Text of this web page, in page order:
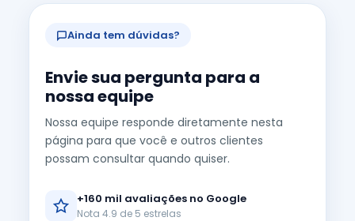
Ainda tem dúvidas?
Envie sua pergunta para a
nossa equipe
Nossa equipe responde diretamente nesta
página para que você e outros clientes
possam consultar quando quiser.
+160 mil avaliações no Google
Nota 4.9 de 5 estrelas